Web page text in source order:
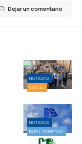
Dejar un comentario
NOTICIAS
SOCIAL
NOTICIAS
BUEN GOBIERNO